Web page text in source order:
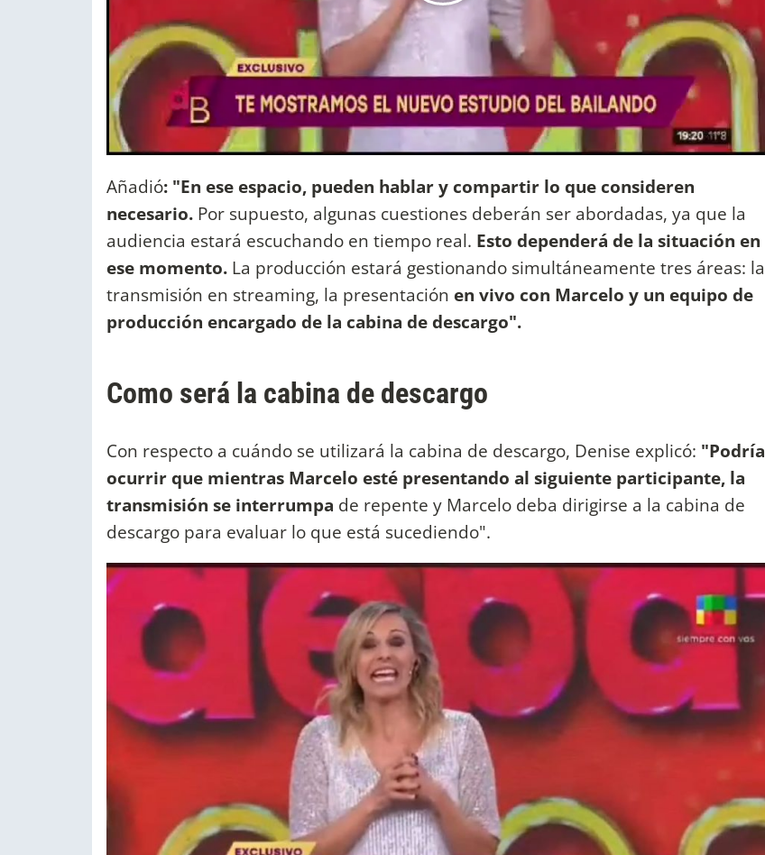
Añadió: "En ese espacio, pueden hablar y compartir lo que consideren
necesario. Por supuesto, algunas cuestiones deberán ser abordadas, ya que la
audiencia estará escuchando en tiempo real. Esto dependerá de la situación en
ese momento. La producción estará gestionando simultáneamente tres áreas: la
transmisión en streaming, la presentación en vivo con Marcelo y un equipo de
producción encargado de la cabina de descargo".
Como será la cabina de descargo
Con respecto a cuándo se utilizará la cabina de descargo, Denise explicó: "Podría
ocurrir que mientras Marcelo esté presentando al siguiente participante, la
transmisión se interrumpa de repente y Marcelo deba dirigirse a la cabina de
descargo para evaluar lo que está sucediendo".